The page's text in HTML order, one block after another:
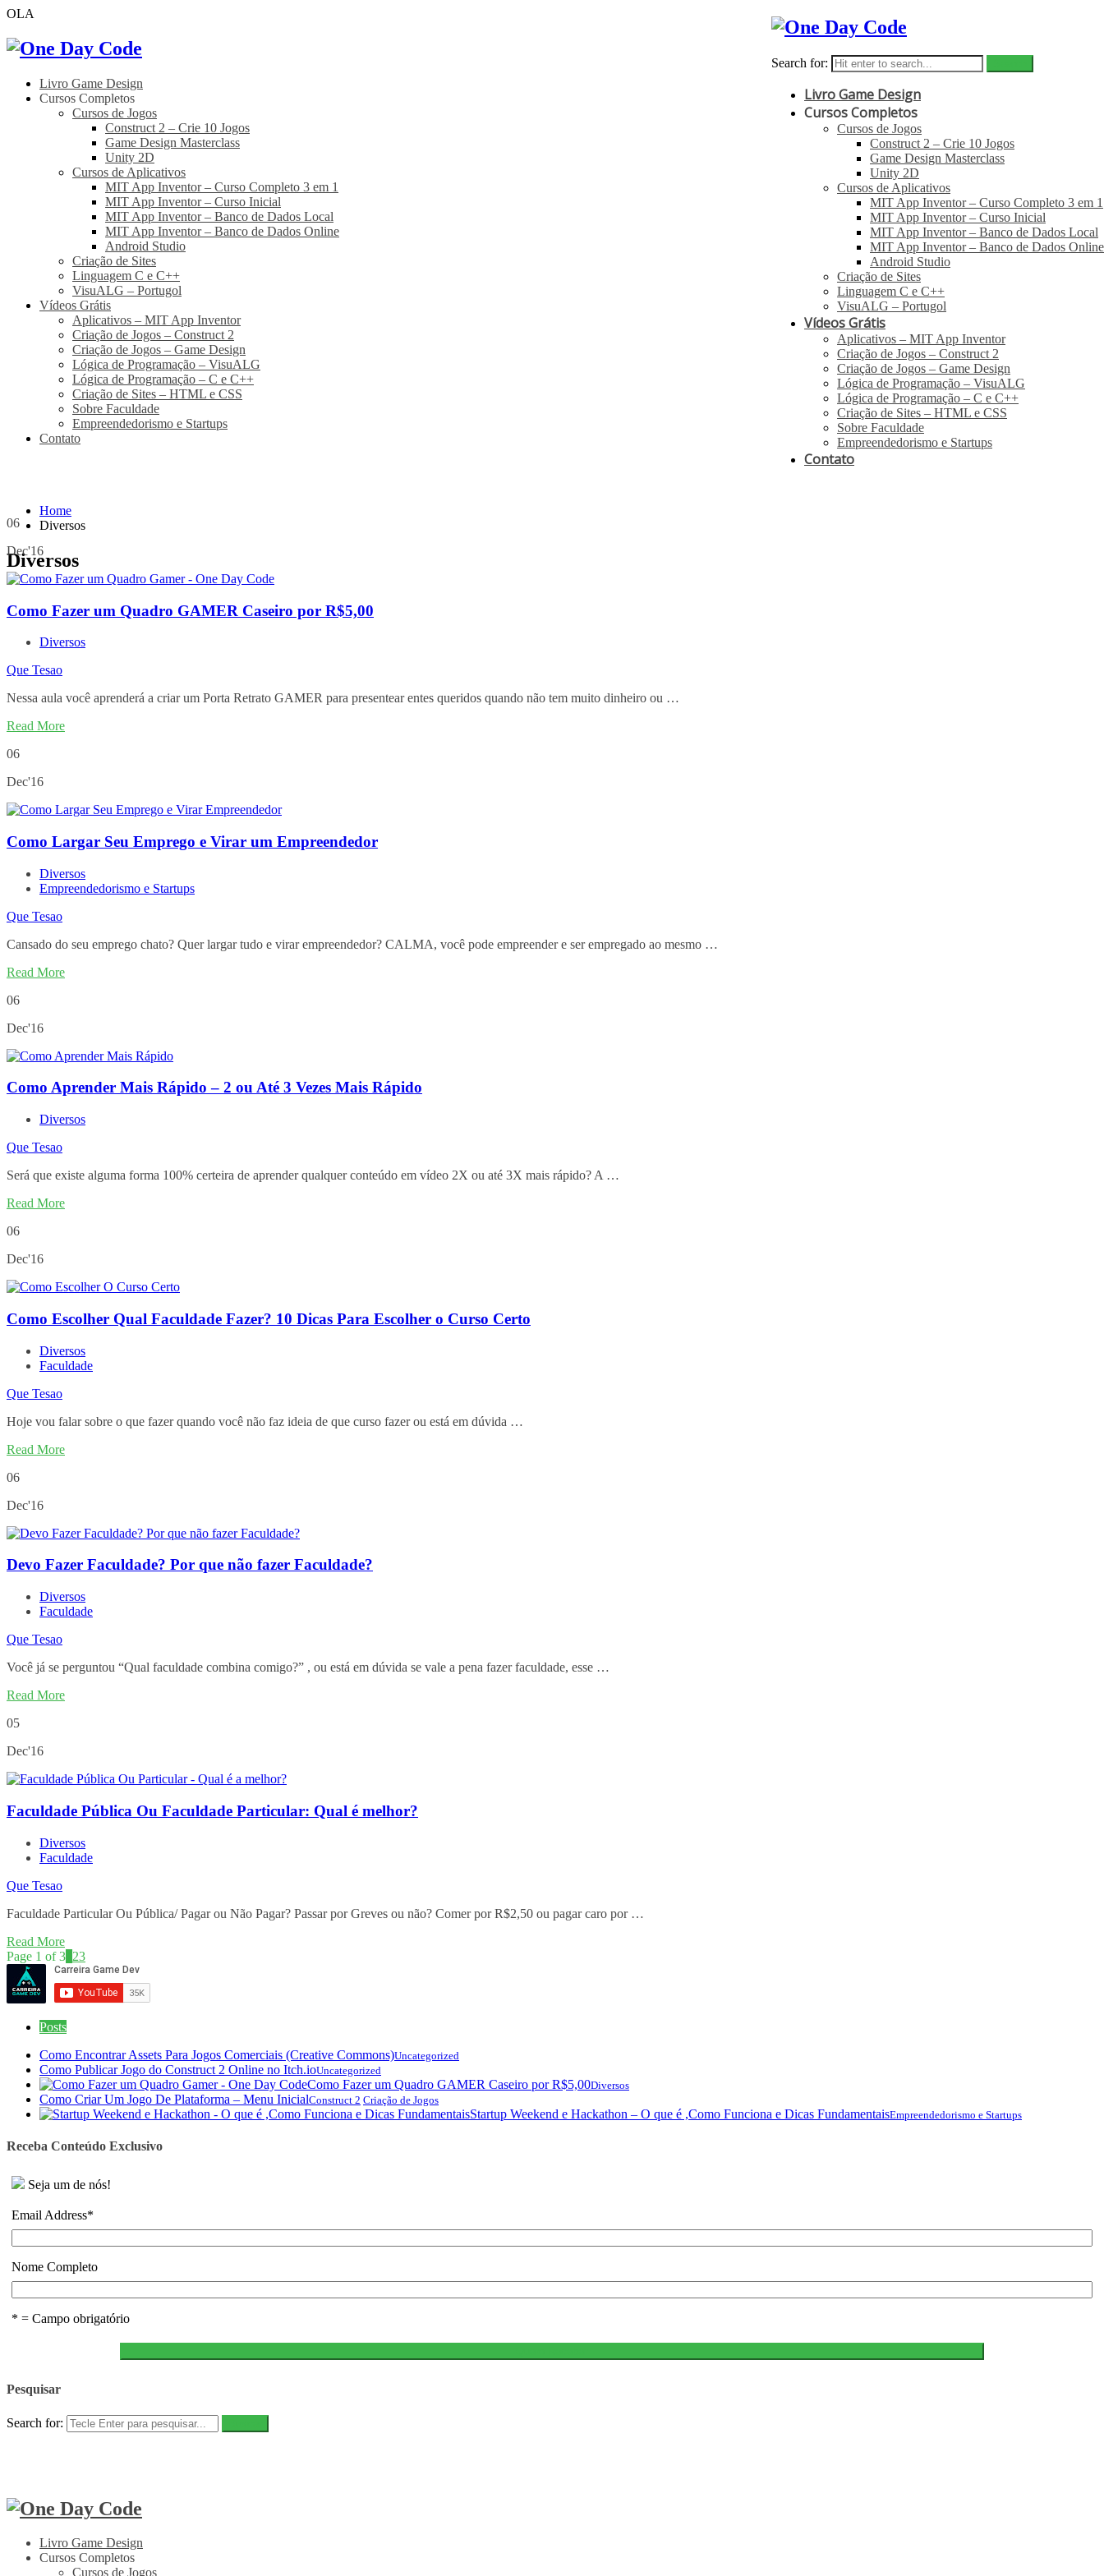
OLA
Livro Game Design
Cursos Completos
Cursos de Jogos
Construct 2 – Crie 10 Jogos
Game Design Masterclass
Unity 2D
Cursos de Aplicativos
MIT App Inventor – Curso Completo 3 em 1
MIT App Inventor – Curso Inicial
MIT App Inventor – Banco de Dados Local
MIT App Inventor – Banco de Dados Online
Android Studio
Criação de Sites
Linguagem C e C++
VisuALG – Portugol
Vídeos Grátis
Aplicativos – MIT App Inventor
Criação de Jogos – Construct 2
Criação de Jogos – Game Design
Lógica de Programação – VisuALG
Lógica de Programação – C e C++
Criação de Sites – HTML e CSS
Sobre Faculdade
Empreendedorismo e Startups
Contato
Search for:
Livro Game Design
Cursos Completos
Cursos de Jogos
Construct 2 – Crie 10 Jogos
Game Design Masterclass
Unity 2D
Cursos de Aplicativos
MIT App Inventor – Curso Completo 3 em 1
MIT App Inventor – Curso Inicial
MIT App Inventor – Banco de Dados Local
MIT App Inventor – Banco de Dados Online
Android Studio
Criação de Sites
Linguagem C e C++
VisuALG – Portugol
Vídeos Grátis
Aplicativos – MIT App Inventor
Criação de Jogos – Construct 2
Criação de Jogos – Game Design
Lógica de Programação – VisuALG
Lógica de Programação – C e C++
Criação de Sites – HTML e CSS
Sobre Faculdade
Empreendedorismo e Startups
Contato
Home
Diversos
Diversos
06
Dec'16
Como Fazer um Quadro GAMER Caseiro por R$5,00
Diversos
Que Tesao
Nessa aula você aprenderá a criar um Porta Retrato GAMER para presentear entes queridos quando não tem muito dinheiro ou …
Read More
06
Dec'16
Como Largar Seu Emprego e Virar um Empreendedor
Diversos
Empreendedorismo e Startups
Que Tesao
Cansado do seu emprego chato? Quer largar tudo e virar empreendedor? CALMA, você pode empreender e ser empregado ao mesmo …
Read More
06
Dec'16
Como Aprender Mais Rápido – 2 ou Até 3 Vezes Mais Rápido
Diversos
Que Tesao
Será que existe alguma forma 100% certeira de aprender qualquer conteúdo em vídeo 2X ou até 3X mais rápido? A …
Read More
06
Dec'16
Como Escolher Qual Faculdade Fazer? 10 Dicas Para Escolher o Curso Certo
Diversos
Faculdade
Que Tesao
Hoje vou falar sobre o que fazer quando você não faz ideia de que curso fazer ou está em dúvida …
Read More
06
Dec'16
Devo Fazer Faculdade? Por que não fazer Faculdade?
Diversos
Faculdade
Que Tesao
Você já se perguntou “Qual faculdade combina comigo?” , ou está em dúvida se vale a pena fazer faculdade, esse …
Read More
05
Dec'16
Faculdade Pública Ou Faculdade Particular: Qual é melhor?
Diversos
Faculdade
Que Tesao
Faculdade Particular Ou Pública/ Pagar ou Não Pagar? Passar por Greves ou não? Comer por R$2,50 ou pagar caro por …
Read More
Page 1 of 3 23
Posts
Como Encontrar Assets Para Jogos Comerciais (Creative Commons)Uncategorized
Como Publicar Jogo do Construct 2 Online no Itch.ioUncategorized
Como Fazer um Quadro GAMER Caseiro por R$5,00Diversos
Como Criar Um Jogo De Plataforma – Menu InicialConstruct 2 Criação de Jogos
Startup Weekend e Hackathon – O que é ,Como Funciona e Dicas FundamentaisEmpreendedorismo e Startups
Receba Conteúdo Exclusivo
Seja um de nós!
Email Address*
Nome Completo
* = Campo obrigatório
Pesquisar
Search for:
Livro Game Design
Cursos Completos
Cursos de Jogos